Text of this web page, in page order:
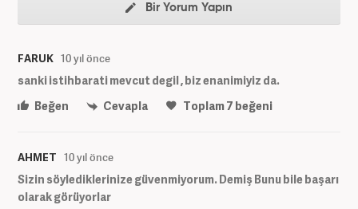
Bir Yorum Yapın
FARUK 10 yıl önce
sanki istihbarati mevcut degil , biz enanimiyiz da.
Beğen
Cevapla Toplam7 beğeni
AHMET 10 yıl önce
Sizin söylediklerinize güvenmiyorum. Demiş Bunu bile başarı
olarak görüyorlar